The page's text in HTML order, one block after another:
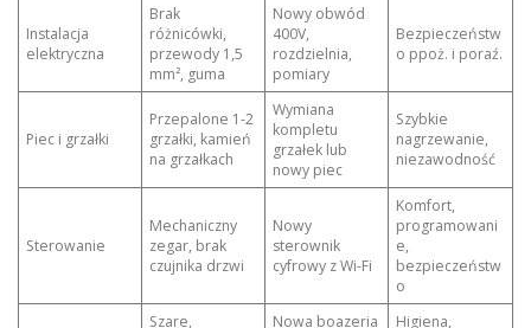
Instalacja
elektryczna
Brak
różnicówki,
przewody 1,5
mm², guma
Nowy obwód
400V,
rozdzielnia,
pomiary
Bezpieczeństw
o ppoż. i poraź.
Piec i grzałki
Przepalone 1-2
grzałki, kamień
na grzałkach
Wymiana
kompletu
grzałek lub
nowy piec
Szybkie
nagrzewanie,
niezawodność
Sterowanie
Mechaniczny
zegar, brak
czujnika drzwi
Nowy
sterownik
cyfrowy z Wi-Fi
Komfort,
programowani
e,
bezpieczeństw
o
Szare,
Nowa boazeria Higiena,